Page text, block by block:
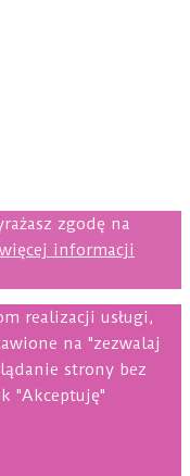
zgodę na
więcej informacji
realizacji usługi,
na "zezwalaj
strony bez
"Akceptuję"